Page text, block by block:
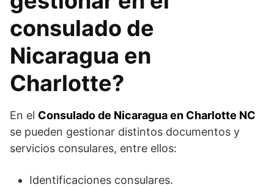
consulado de
Nicaragua en
Charlotte?
En el Consulado de Nicaragua en Charlotte NC
se pueden gestionar distintos documentos y
servicios consulares, entre ellos:
Identificaciones consulares.